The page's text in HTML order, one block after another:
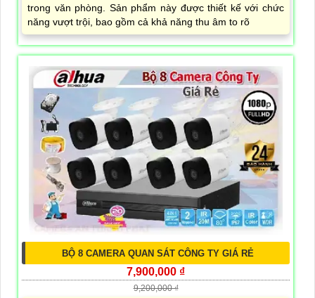
trong văn phòng. Sản phẩm này được thiết kế với chức
năng vượt trội, bao gồm cả khả năng thu âm to rõ
BỘ 8 CAMERA QUAN SÁT CÔNG TY GIÁ RẺ
7,900,000 ₫
9,200,000 ₫